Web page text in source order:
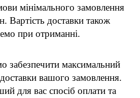
мінімального замовлення
Вартість доставки також
при отриманні.
забезпечити максимальний
вашого замовлення.
для вас спосіб оплати та